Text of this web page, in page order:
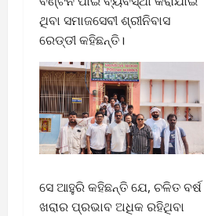
ଥିବା ସମାଜସେବୀ ଶ୍ରୀନିବାସ
ରେଡ୍ଡୀ କହିଛନ୍ତି।
ସେ ଆହୁରି କହିଛନ୍ତି ଯେ, ଚଳିତ ବର୍ଷ
ଖରାର ପ୍ରଭାବ ଅଧିକ ରହିଥିବା